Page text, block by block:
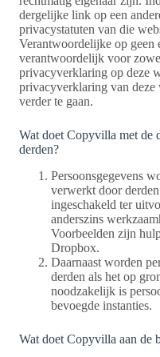
dergelijke link op een
privacystatuten van die
Verantwoordelijke op
verantwoordelijk voor
privacyverklaring op deze
privacyverklaring van deze
verder te gaan.
Wat doet Copyvilla met de
derden?
Persoonsgegevens
verwerkt door
ingeschakeld ter
anderszins
Voorbeelden zijn
Dropbox.
Daarnaast worden
derden als het op
noodzakelijk is
bevoegde instanties.
Wat doet Copyvilla aan de